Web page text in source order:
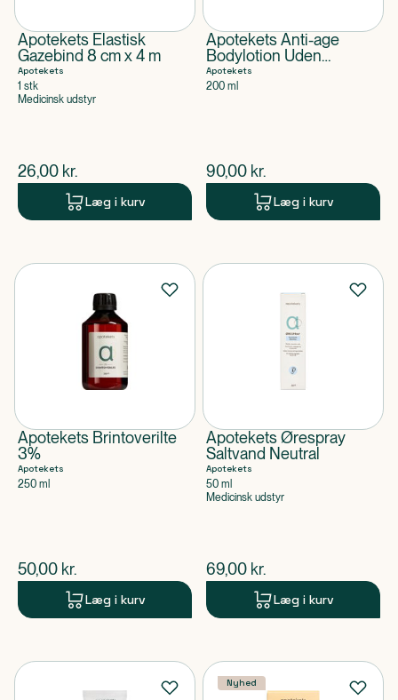
Apotekets Elastisk
Gazebind 8 cm x 4 m
Apotekets
1 stk
Medicinsk udstyr
$nuværende pris
26,00 kr.
Læg i kurv
Apotekets Anti-age
Bodylotion Uden
Parfume
Apotekets
200 ml
$nuværende pris
90,00 kr.
Læg i kurv
Apotekets Brintoverilte
3%
Apotekets
250 ml
$nuværende pris
50,00 kr.
Læg i kurv
Apotekets Ørespray
Saltvand Neutral
Apotekets
50 ml
Medicinsk udstyr
$nuværende pris
69,00 kr.
Læg i kurv
Nyhed